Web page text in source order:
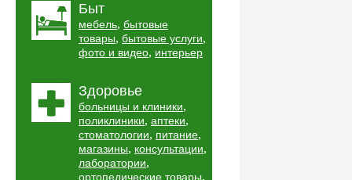
Быт
мебель, бытовые
товары, бытовые услуги,
фото и видео, интерьер
Здоровье
больницы и клиники,
поликлиники, аптеки,
стоматологии, питание,
магазины, консультации,
лаборатории,
ортопедические товары,